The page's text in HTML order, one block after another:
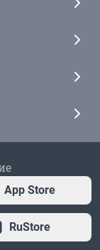
App Store
RuStore